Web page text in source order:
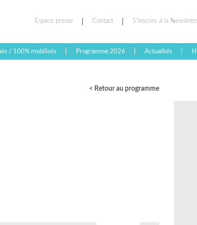
Espace presse Contact S’inscrire à la
/ 100% mobilisés Programme 2026 Actualités
< Retour au programme